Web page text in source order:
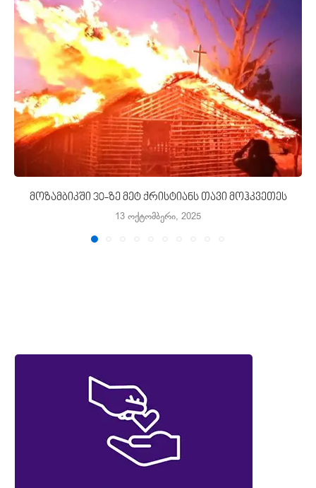
მოზამბიკში 30-ზე მეტ ქრისტიანს თავი მოჰკვეთეს
13 ოქტომბერი, 2025